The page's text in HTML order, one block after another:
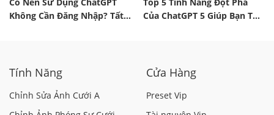
Không Cần Đăng Nhập? Tất
Của ChatGPT 5 Giúp Bạn Tối
Tính Năng
Chỉnh Sửa Ảnh Cưới A
Cửa Hàng
Preset Vip